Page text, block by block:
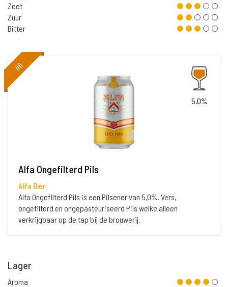
Zoet
Zuur
Bitter
#6
5.0%
Alfa Ongefilterd Pils
Alfa Bier
Alfa Ongefilterd Pils is een Pilsener van 5,0%. Vers,
ongefilterd en ongepasteuriseerd Pils welke alleen
verkrijgbaar op de tap bij de brouwerij.
Lager
Aroma